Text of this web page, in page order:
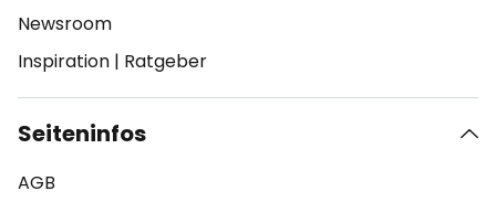
Newsroom
Inspiration | Ratgeber
Seiteninfos
AGB